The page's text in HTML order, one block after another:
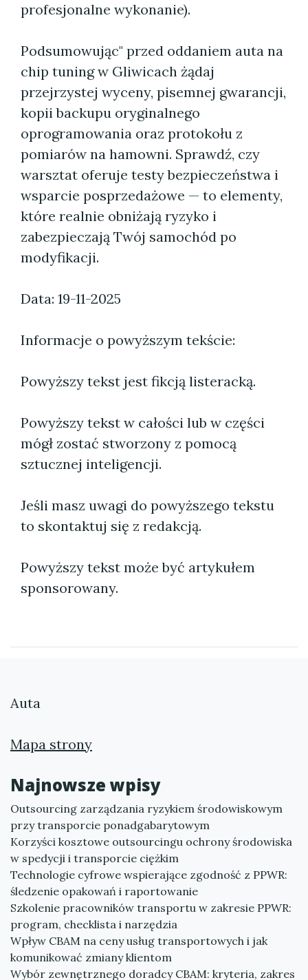
profesjonalne wykonanie).
Podsumowując" przed oddaniem auta na
chip tuning w Gliwicach żądaj
przejrzystej wyceny, pisemnej gwarancji,
kopii backupu oryginalnego
oprogramowania oraz protokołu z
pomiarów na hamowni. Sprawdź, czy
warsztat oferuje testy bezpieczeństwa i
wsparcie posprzedażowe — to elementy,
które realnie obniżają ryzyko i
zabezpieczają Twój samochód po
modyfikacji.
Data: 19-11-2025
Informacje o powyższym tekście:
Powyższy tekst jest fikcją listeracką.
Powyższy tekst w całości lub w części
mógł zostać stworzony z pomocą
sztucznej inteligencji.
Jeśli masz uwagi do powyższego tekstu
to skontaktuj się z redakcją.
Powyższy tekst może być artykułem
sponsorowany.
Auta
Mapa strony
Najnowsze wpisy
Outsourcing zarządzania ryzykiem środowiskowym
przy transporcie ponadgabarytowym
Korzyści kosztowe outsourcingu ochrony środowiska
w spedycji i transporcie ciężkim
Technologie cyfrowe wspierające zgodność z PPWR:
śledzenie opakowań i raportowanie
Szkolenie pracowników transportu w zakresie PPWR:
program, checklista i narzędzia
Wpływ CBAM na ceny usług transportowych i jak
komunikować zmiany klientom
Wybór zewnętrznego doradcy CBAM: kryteria, zakres